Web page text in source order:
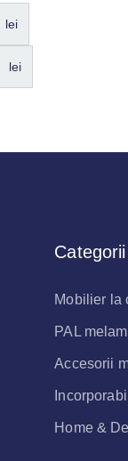
lei
lei
Categorii
Mobilier la
PAL
Accesorii
Home &